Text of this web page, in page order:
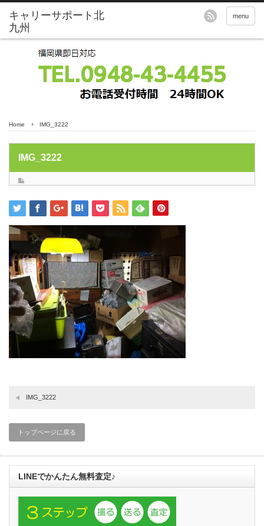
menu
Home IMG_3222
IMG_3222
IMG_3222
トップページに戻る
LINEでかんたん無料査定♪